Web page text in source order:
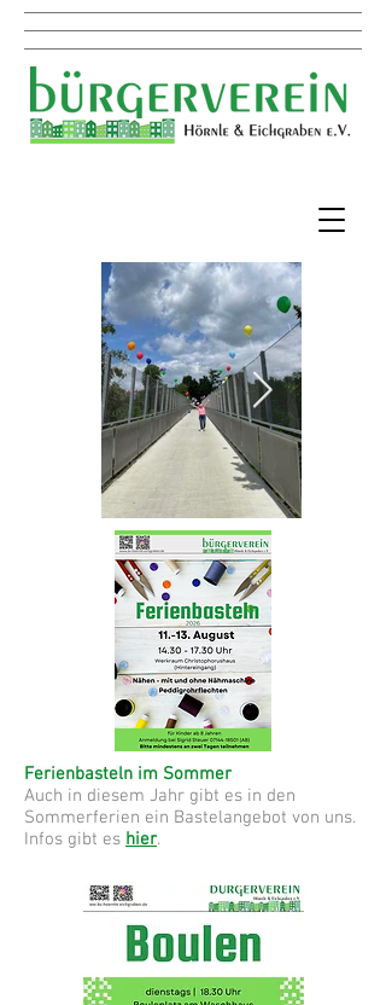
Ferienbasteln im Sommer
Auch in diesem Jahr gibt es in den
Sommerferien ein Bastelangebot von uns.
Infos gibt es hier.